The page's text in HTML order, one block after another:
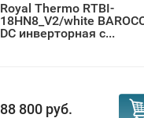
Royal Thermo RTBI-
18HN8_V2/white
DC инверторная с...
88 800 руб.